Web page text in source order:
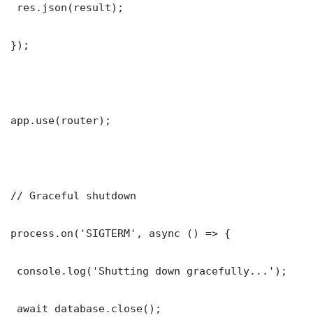
res.json(result);
});
app.use(router);
// Graceful shutdown
process.on('SIGTERM', async () => {
console.log('Shutting down gracefully...');
await database.close();